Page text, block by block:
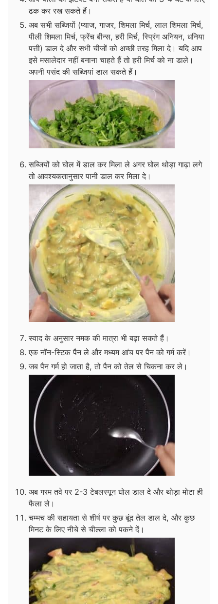
ढक कर रख सकते हैं।
अब सभी सब्जियों (प्याज, गाजर, शिमला मिर्च, लाल शिमला मिर्च,
पीली शिमला मिर्च, फ्रेंच बीन्स, हरी मिर्च, स्प्रिंग अनियन, धनिया
पत्ती) डाल दे और सभी चीजों को अच्छी तरह मिला दे। यदि आप
इसे मसालेदार नहीं बनाना चाहते हैं तो हरी मिर्च को ना डाले।
अपनी पसंद की सब्जियां डाल सकते हैं।
सब्जियों को घोल में डाल कर मिला ले अगर घोल थोड़ा गाढ़ा लगे
तो आवश्यकतानुसार पानी डाल कर मिला दे।
स्वाद के अनुसार नमक की मात्रा भी बढ़ा सकते हैं।
एक नॉन-स्टिक पैन ले और मध्यम आंच पर पैन को गर्म करें।
जब पैन गर्म हो जाता है, तो पैन को तेल से चिकना कर ले।
अब गरम तवे पर 2-3 टेबलस्पून घोल डाल दे और थोड़ा मोटा ही
फैला ले।
चम्मच की सहायता से शीर्ष पर कुछ बूंद तेल डाल दे, और कुछ
मिनट के लिए नीचे से चील्ला को पकने दें।